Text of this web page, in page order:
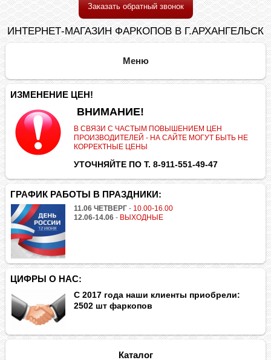
Заказать обратный звонок
ИНТЕРНЕТ-МАГАЗИН ФАРКОПОВ В Г.АРХАНГЕЛЬСК
ИЗМЕНЕНИЕ ЦЕН!
ВНИМАНИЕ!
В СВЯЗИ С ЧАСТЫМ ПОВЫШЕНИЕМ ЦЕН
ПРОИЗВОДИТЕЛЕЙ - НА САЙТЕ МОГУТ БЫТЬ НЕ
КОРРЕКТНЫЕ ЦЕНЫ
УТОЧНЯЙТЕ ПО Т. 8-911-551-49-47
ГРАФИК РАБОТЫ В ПРАЗДНИКИ:
11.06 ЧЕТВЕРГ - 10.00-16.00
12.06-14.06 - ВЫХОДНЫЕ
ЦИФРЫ О НАС:
С 2017 года наши клиенты приобрели:
2502 шт фаркопов
Каталог